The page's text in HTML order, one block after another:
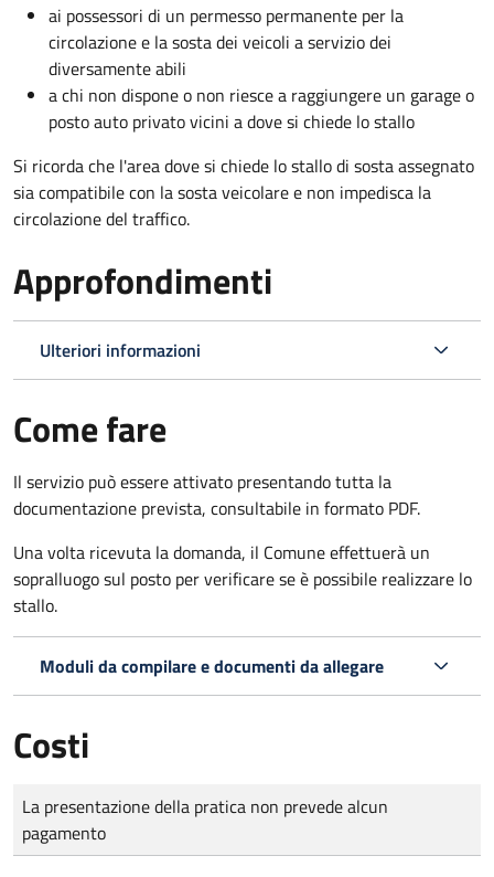
ai possessori di un permesso permanente per la
circolazione e la sosta dei veicoli a servizio dei
diversamente abili
a chi non dispone o non riesce a raggiungere un garage o
posto auto privato vicini a dove si chiede lo stallo
Si ricorda che l'area dove si chiede lo stallo di sosta assegnato
sia compatibile con la sosta veicolare e non impedisca la
circolazione del traffico.
Approfondimenti
Ulteriori informazioni
Come fare
Il servizio può essere attivato presentando tutta la
documentazione prevista, consultabile in formato PDF.
Una volta ricevuta la domanda, il Comune effettuerà un
sopralluogo sul posto per verificare se è possibile realizzare lo
stallo.
Moduli da compilare e documenti da allegare
Costi
Tipo di pagamento
Importo
La presentazione della pratica non prevede alcun
pagamento